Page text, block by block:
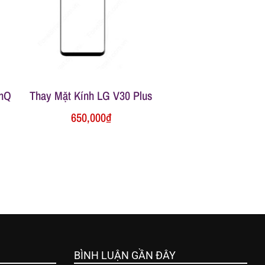
Thay Mặt Kính LG V30 Plus
650,000₫
BÌNH LUẬN GẦN ĐÂY